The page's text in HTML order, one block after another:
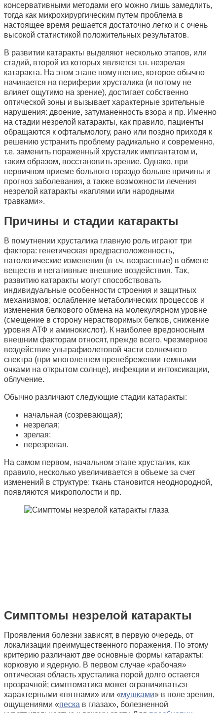
консервативными методами его можно лишь замедлить,
тогда как микрохирургическим путем проблема в
настоящее время решается достаточно легко и с очень
высокой статистикой положительных результатов.
В развитии катаракты выделяют несколько этапов, или
стадий, второй из которых является т.н. незрелая
катаракта. На этом этапе помутнение, которое обычно
начинается на периферии хрусталика (и потому не
влияет ощутимо на зрение), достигает собственно
оптической зоны и вызывает характерные зрительные
нарушения: двоение, затуманенность взора и пр. Именно
на стадии незрелой катаракты, как правило, пациенты
обращаются к офтальмологу, рано или поздно приходя к
решению устранить проблему радикально и современно,
т.е. заменить пораженный хрусталик имплантатом и,
таким образом, восстановить зрение. Однако, при
первичном приеме больного гораздо больше причины и
прогноз заболевания, а также возможности лечения
незрелой катаракты «каплями или народными
травками».
Причины и стадии катаракты
В помутнении хрусталика главную роль играют три
фактора: генетическая предрасположенность,
патологические изменения (в т.ч. возрастные) в обмене
веществ и негативные внешние воздействия. Так,
развитию катаракты могут способствовать
индивидуальные особенности строения и защитных
механизмов; ослабление метаболических процессов и
изменения белкового обмена на молекулярном уровне
(смещение в сторону нерастворимых белков, снижение
уровня АТФ и аминокислот). К наиболее вредоносным
внешним факторам относят, прежде всего, чрезмерное
воздействие ультрафиолетовой части солнечного
спектра (при многолетнем пренебрежении темными
очками на открытом солнце), инфекции и интоксикации,
облучение.
Обычно различают следующие стадии катаракты:
начальная (созревающая);
незрелая;
зрелая;
перезрелая.
На самом первом, начальном этапе хрусталик, как
правило, несколько увеличивается в объеме за счет
изменений в структуре: ткань становится неоднородной,
появляются микрополости и пр.
Симптомы незрелой катаракты
Проявления болезни зависят, в первую очередь, от
локализации преимущественного поражения. По этому
критерию различают две основные формы катаракты:
корковую и ядерную. В первом случае «рабочая»
оптическая область хрусталика порой долго остается
прозрачной; симптоматика может ограничиваться
характерными «пятнами» или «мушками» в поле зрения,
ощущениями «песка в глазах», болезненной